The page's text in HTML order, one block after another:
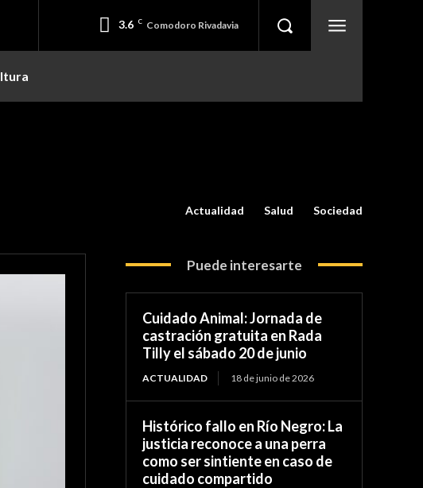
3.6 C Comodoro Rivadavia
Actualidad Salud Sociedad
Puede interesarte
Cuidado Animal: Jornada de
castración gratuita en Rada
Tilly el sábado 20 de junio
ACTUALIDAD 18 de junio de 2026
Histórico fallo en Río Negro: La
justicia reconoce a una perra
como ser sintiente en caso de
cuidado compartido